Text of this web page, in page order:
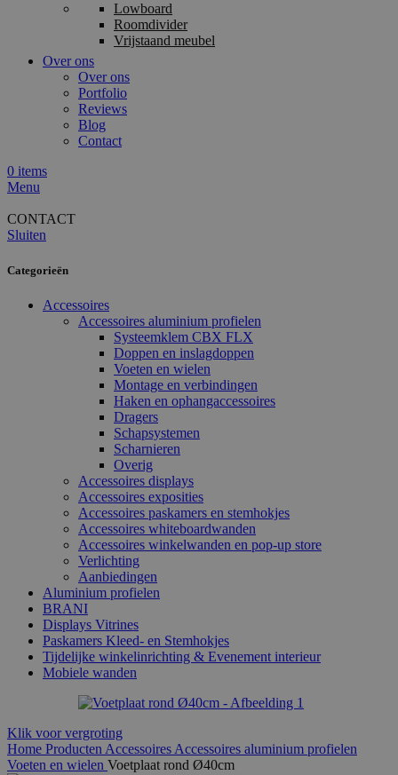
Lowboard
Roomdivider
Vrijstaand meubel
Over ons
Over ons
Portfolio
Reviews
Blog
Contact
0 items
Menu
CONTACT
Sluiten
Categorieën
Accessoires
Accessoires aluminium profielen
Systeemklem CBX FLX
Doppen en inslagdoppen
Voeten en wielen
Montage en verbindingen
Haken en ophangaccessoires
Dragers
Schapsystemen
Scharnieren
Overig
Accessoires displays
Accessoires exposities
Accessoires paskamers en stemhokjes
Accessoires whiteboardwanden
Accessoires winkelwanden en pop-up store
Verlichting
Aanbiedingen
Aluminium profielen
BRANI
Displays Vitrines
Paskamers Kleed- en Stemhokjes
Tijdelijke winkelinrichting & Evenement interieur
Mobiele wanden
Klik voor vergroting
Home Producten Accessoires Accessoires aluminium profielen
Voeten en wielen Voetplaat rond Ø40cm